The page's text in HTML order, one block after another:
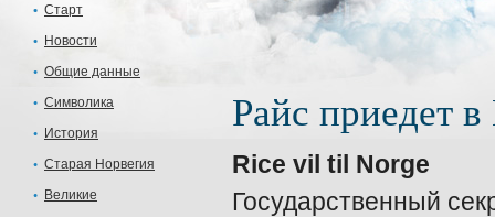
Старт
Новости
Общие данные
Символика
История
Старая Норвегия
Великие
Райс приедет
Rice vil til Norge
Государственный